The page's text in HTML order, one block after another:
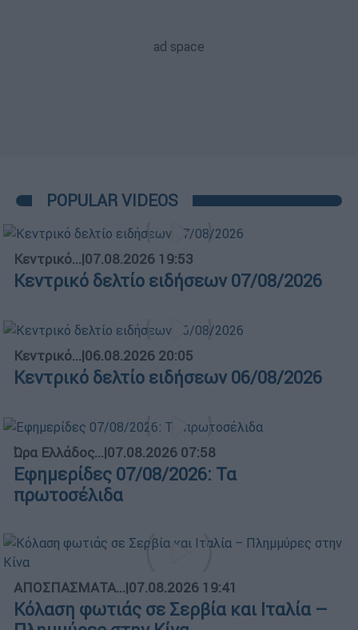
POPULAR VIDEOS
Κεντρικό...|07.08.2026 19:53
Κεντρικό δελτίο ειδήσεων 07/08/2026
Κεντρικό...|06.08.2026 20:05
Κεντρικό δελτίο ειδήσεων 06/08/2026
Ώρα Ελλάδος...|07.08.2026 07:58
Εφημερίδες 07/08/2026: Τα
πρωτοσέλιδα
ΑΠΟΣΠΑΣΜΑΤΑ...|07.08.2026 19:41
Κόλαση φωτιάς σε Σερβία και Ιταλία –